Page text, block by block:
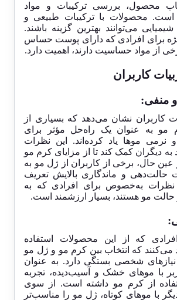
محصول، بررسی ترکیبات و مواد
است. محصولات با ترکیبات طبیعی و
می‌توانند بهترین گزینه باشند.
برای افرادی که دارای پوست حساس
از مواد حساسیت دارند، اهمیت دارد.
کاربران
منفی:
کاربران نشان می‌دهد که بسیاری از
مو به عنوان یک راه‌حل مؤثر برای
موها یاد کرده‌اند. این نظرات
به دیگران کمک کند تا از مزایای کرم مو
عین حال، برخی از کاربران از ژل مو به
و ماندگاری بالایش تعریف
نظرات به‌خصوص برای افرادی که به
حالت مو هستند، بسیار ارزشمند است.
که از این محصولات استفاده
می‌کنند که انتخاب بین کرم مو و ژل مو
شخصی بستگی دارد. به عنوان
با موهای خشک و آسیب‌دیده، تجربه
از کرم مو داشته است. از سوی
با موهای کوتاه، ژل مو را مناسب‌تر